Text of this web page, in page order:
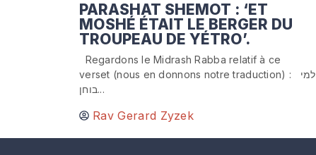
PARASHAT SHEMOT : ‘ET
MOSHÉ ÉTAIT LE BERGER DU
TROUPEAU DE YÉTRO’.
Regardons le Midrash Rabba relatif à ce
verset (nous en donnons notre traduction) : ולמי
בוחן...
Rav Gerard Zyzek